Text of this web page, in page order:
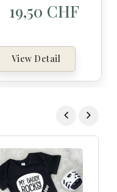
19,50 CHF
View Detail